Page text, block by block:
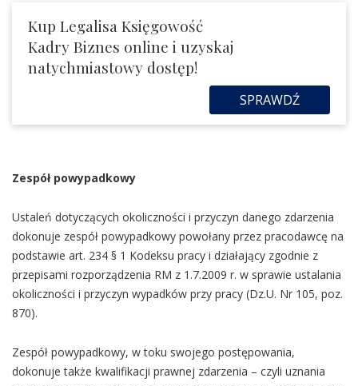
Kup Legalisa Księgowość
Kadry Biznes online i uzyskaj
natychmiastowy dostęp!
SPRAWDŹ
Zespół powypadkowy
Ustaleń dotyczących okoliczności i przyczyn danego zdarzenia
dokonuje zespół powypadkowy powołany przez pracodawcę na
podstawie art. 234 § 1 Kodeksu pracy i działający zgodnie z
przepisami rozporządzenia RM z 1.7.2009 r. w sprawie ustalania
okoliczności i przyczyn wypadków przy pracy (Dz.U. Nr 105, poz.
870).
Zespół powypadkowy, w toku swojego postępowania,
dokonuje także kwalifikacji prawnej zdarzenia – czyli uznania